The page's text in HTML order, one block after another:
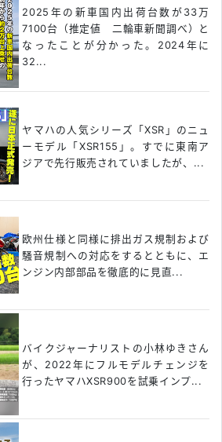
2025年の新車国内出荷台数が33万
7100台（推定値 二輪車新聞調べ）と
なったことが分かった。2024年に
32...
ヤマハの人気シリーズ「XSR」のニュ
ーモデル「XSR155」。すでに東南ア
ジアで先行販売されていましたが、...
欧州仕様と同様に排出ガス規制および
騒音規制への対応をするとともに、エ
ンジン内部部品を徹底的に見直...
バイクジャーナリストの小林ゆきさん
が、2022年にフルモデルチェンジを
行ったヤマハXSR900を試乗インプ...